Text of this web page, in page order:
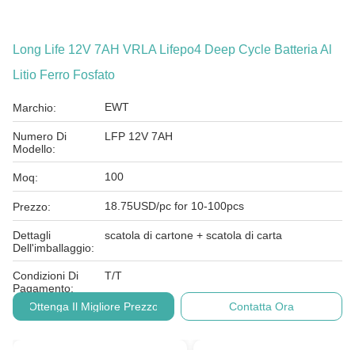
Long Life 12V 7AH VRLA Lifepo4 Deep Cycle Batteria Al
Litio Ferro Fosfato
Marchio: EWT
Numero Di
Modello:
LFP 12V 7AH
Moq: 100
Prezzo: 18.75USD/pc for 10-100pcs
Dettagli
Dell'imballaggio:
scatola di cartone + scatola di carta
Condizioni Di
Pagamento:
T/T
Ottenga Il Migliore Prezzo Contatta Ora